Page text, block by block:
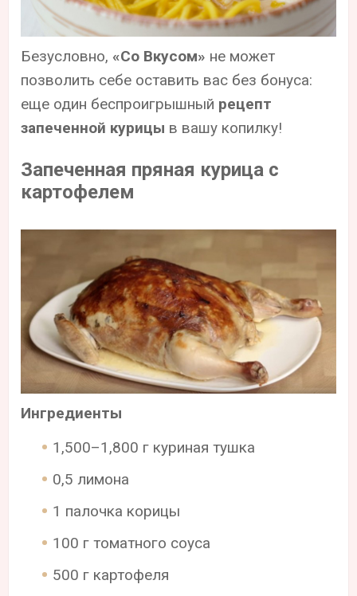
Безусловно, «Со Вкусом» не может
позволить себе оставить вас без бонуса:
еще один беспроигрышный рецепт
запеченной курицы в вашу копилку!
Запеченная пряная курица с
картофелем
Ингредиенты
1,500–1,800 г куриная тушка
0,5 лимона
1 палочка корицы
100 г томатного соуса
500 г картофеля